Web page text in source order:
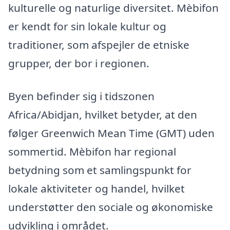
kulturelle og naturlige diversitet. Mèbifon
er kendt for sin lokale kultur og
traditioner, som afspejler de etniske
grupper, der bor i regionen.
Byen befinder sig i tidszonen
Africa/Abidjan, hvilket betyder, at den
følger Greenwich Mean Time (GMT) uden
sommertid. Mèbifon har regional
betydning som et samlingspunkt for
lokale aktiviteter og handel, hvilket
understøtter den sociale og økonomiske
udvikling i området.